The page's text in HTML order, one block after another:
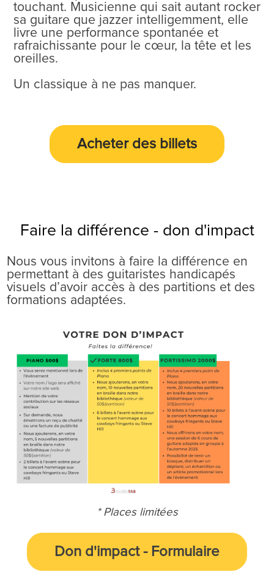
touchant. Musicienne qui sait autant rocker
sa guitare que jazzer intelligemment, elle
livre une performance spontanée et
rafraichissante pour le cœur, la tête et les
oreilles.
Un classique à ne pas manquer.
Acheter des billets
Faire la différence - don d'impact
Nous vous invitons à faire la différence en
permettant à des guitaristes handicapés
visuels d’avoir accès à des partitions et des
formations adaptées.
* Places limitées
Don d'impact - Formulaire